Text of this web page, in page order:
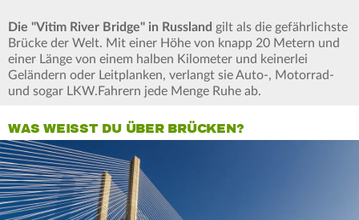
Die "Vitim River Bridge" in Russland gilt als die gefährlichste
Brücke der Welt. Mit einer Höhe von knapp 20 Metern und
einer Länge von einem halben Kilometer und keinerlei
Geländern oder Leitplanken, verlangt sie Auto-, Motorrad-
und sogar LKW.Fahrern jede Menge Ruhe ab.
WAS WEISST DU ÜBER BRÜCKEN?